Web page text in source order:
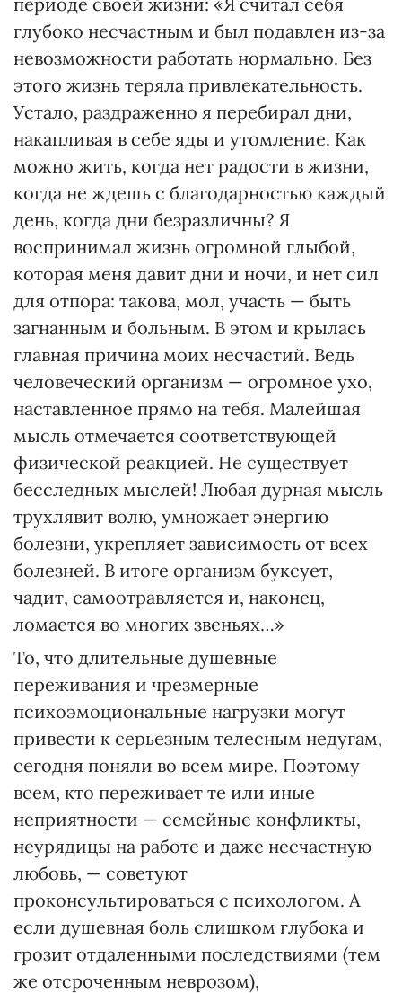
глубоко несчастным и был подавлен из-за
невозможности работать нормально. Без
этого жизнь теряла привлекательность.
Устало, раздраженно я перебирал дни,
накапливая в себе яды и утомление. Как
можно жить, когда нет радости в жизни,
когда не ждешь с благодарностью каждый
день, когда дни безразличны? Я
воспринимал жизнь огромной глыбой,
которая меня давит дни и ночи, и нет сил
для отпора: такова, мол, участь — быть
загнанным и больным. В этом и крылась
главная причина моих несчастий. Ведь
человеческий организм — огромное ухо,
наставленное прямо на тебя. Малейшая
мысль отмечается соответствующей
физической реакцией. Не существует
бесследных мыслей! Любая дурная мысль
трухлявит волю, умножает энергию
болезни, укрепляет зависимость от всех
болезней. В итоге организм буксует,
чадит, самоотравляется и, наконец,
ломается во многих звеньях…»
То, что длительные душевные
переживания и чрезмерные
психоэмоциональные нагрузки могут
привести к серьезным телесным недугам,
сегодня поняли во всем мире. Поэтому
всем, кто переживает те или иные
неприятности — семейные конфликты,
неурядицы на работе и даже несчастную
любовь, — советуют
проконсультироваться с психологом. А
если душевная боль слишком глубока и
грозит отдаленными последствиями (тем
же отсроченным неврозом),